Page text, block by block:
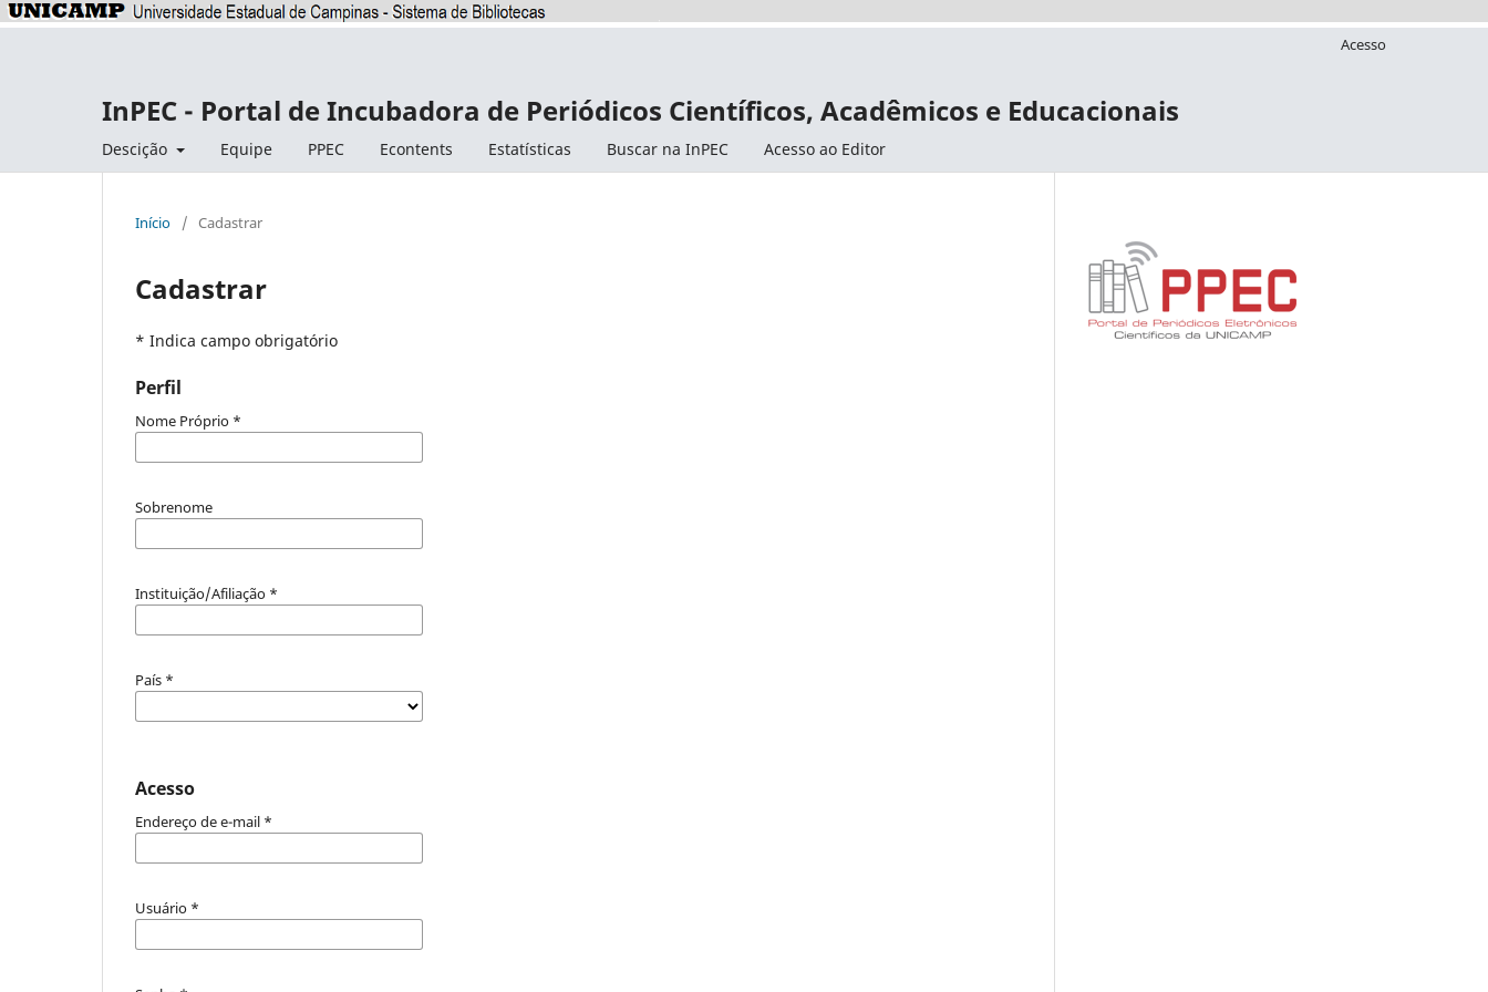
InPEC - Portal de Incubadora de Periódicos Científicos, Acadêmicos e Educacionais
Descição Equipe PPEC Econtents Estatísticas Buscar na InPEC Acesso ao Editor
Acesso
Início / Cadastrar
Cadastrar
* Indica campo obrigatório
Perfil
Nome Próprio *
Sobrenome
Instituição/Afiliação *
País *
Acesso
Endereço de e-mail *
Usuário *